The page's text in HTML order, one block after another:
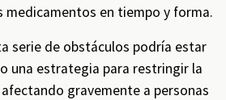
medicamentos en tiempo y forma.
serie de obstáculos podría estar
una estrategia para restringir la
gravemente a personas